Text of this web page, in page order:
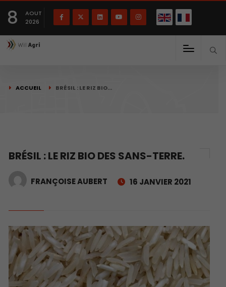
8
AOUT
2026
ACCUEIL BRÉSIL : LE RIZ BIO…
BRÉSIL : LE RIZ BIO DES SANS-TERRE.
FRANÇOISE AUBERT 16 JANVIER 2021
Français English(English)